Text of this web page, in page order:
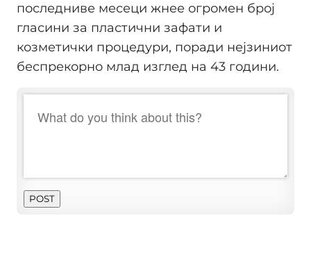
последниве месеци жнее огромен број
гласини за пластични зафати и
козметички процедури, поради нејзиниот
беспрекорно млад изглед на 43 години.
POST